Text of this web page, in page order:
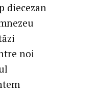
diecezan
noi